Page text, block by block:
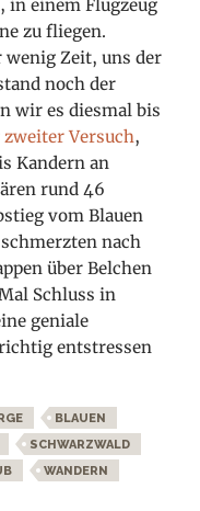
in einem Flugzeug
zu fliegen.
wenig Zeit, uns der
noch der
wir es diesmal bis
zweiter Versuch,
Kandern an
rund 46
vom Blauen
nach
über Belchen
Schluss in
geniale
entstressen
BLAUEN
SCHWARZWALD
WANDERN